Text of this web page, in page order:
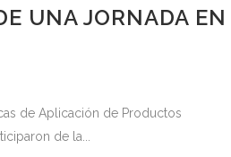
UNA JORNADA EN
de Aplicación de Productos
de la...